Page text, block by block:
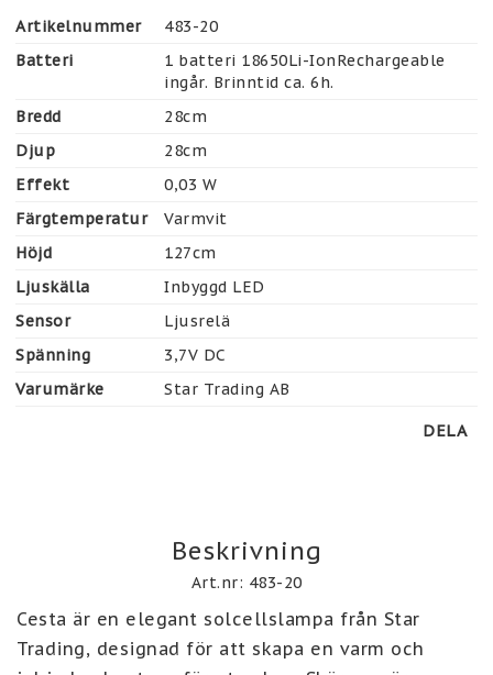
Artikelnummer
483-20
Batteri
1 batteri 18650Li-IonRechargeable
ingår. Brinntid ca. 6h.
Bredd
28cm
Djup
28cm
Effekt
0,03 W
Färgtemperatur
Varmvit
Höjd
127cm
Ljuskälla
Inbyggd LED
Sensor
Ljusrelä
Spänning
3,7V DC
Varumärke
Star Trading AB
DELA
Beskrivning
Art.nr: 483-20
Cesta är en elegant solcellslampa från Star
Trading, designad för att skapa en varm och